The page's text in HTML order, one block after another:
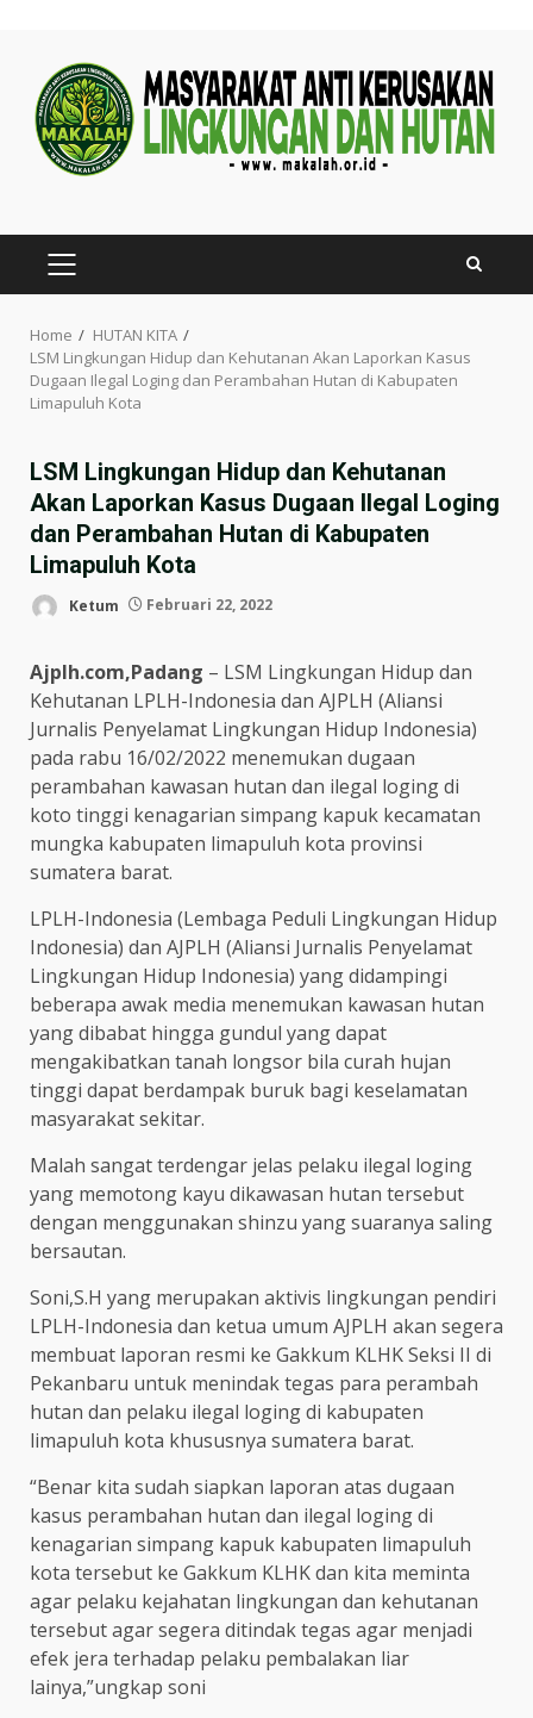
content
PRIMARY
MENU
Home
HUTAN KITA
LSM Lingkungan Hidup dan Kehutanan Akan Laporkan Kasus
Dugaan Ilegal Loging dan Perambahan Hutan di Kabupaten
Limapuluh Kota
LSM Lingkungan Hidup dan Kehutanan
Akan Laporkan Kasus Dugaan Ilegal Loging
dan Perambahan Hutan di Kabupaten
Limapuluh Kota
Ketum Februari 22, 2022
Ajplh.com,Padang – LSM Lingkungan Hidup dan
Kehutanan LPLH-Indonesia dan AJPLH (Aliansi
Jurnalis Penyelamat Lingkungan Hidup Indonesia)
pada rabu 16/02/2022 menemukan dugaan
perambahan kawasan hutan dan ilegal loging di
koto tinggi kenagarian simpang kapuk kecamatan
mungka kabupaten limapuluh kota provinsi
sumatera barat.
LPLH-Indonesia (Lembaga Peduli Lingkungan Hidup
Indonesia) dan AJPLH (Aliansi Jurnalis Penyelamat
Lingkungan Hidup Indonesia) yang didampingi
beberapa awak media menemukan kawasan hutan
yang dibabat hingga gundul yang dapat
mengakibatkan tanah longsor bila curah hujan
tinggi dapat berdampak buruk bagi keselamatan
masyarakat sekitar.
Malah sangat terdengar jelas pelaku ilegal loging
yang memotong kayu dikawasan hutan tersebut
dengan menggunakan shinzu yang suaranya saling
bersautan.
Soni,S.H yang merupakan aktivis lingkungan pendiri
LPLH-Indonesia dan ketua umum AJPLH akan segera
membuat laporan resmi ke Gakkum KLHK Seksi II di
Pekanbaru untuk menindak tegas para perambah
hutan dan pelaku ilegal loging di kabupaten
limapuluh kota khususnya sumatera barat.
“Benar kita sudah siapkan laporan atas dugaan
kasus perambahan hutan dan ilegal loging di
kenagarian simpang kapuk kabupaten limapuluh
kota tersebut ke Gakkum KLHK dan kita meminta
agar pelaku kejahatan lingkungan dan kehutanan
tersebut agar segera ditindak tegas agar menjadi
efek jera terhadap pelaku pembalakan liar
lainya,”ungkap soni